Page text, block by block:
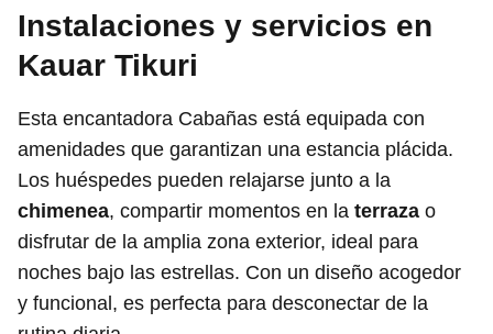
Instalaciones y servicios en
Kauar Tikuri
Esta encantadora Cabañas está equipada con
amenidades que garantizan una estancia plácida.
Los huéspedes pueden relajarse junto a la
chimenea, compartir momentos en la terraza o
disfrutar de la amplia zona exterior, ideal para
noches bajo las estrellas. Con un diseño acogedor
y funcional, es perfecta para desconectar de la